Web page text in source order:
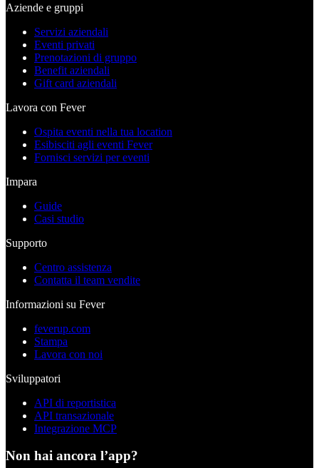
Aziende e gruppi
Servizi aziendali
Eventi privati
Prenotazioni di gruppo
Benefit aziendali
Gift card aziendali
Lavora con Fever
Ospita eventi nella tua location
Esibisciti agli eventi Fever
Fornisci servizi per eventi
Impara
Guide
Casi studio
Supporto
Centro assistenza
Contatta il team vendite
Informazioni su Fever
feverup.com
Stampa
Lavora con noi
Sviluppatori
API di reportistica
API transazionale
Integrazione MCP
Non hai ancora l’app?